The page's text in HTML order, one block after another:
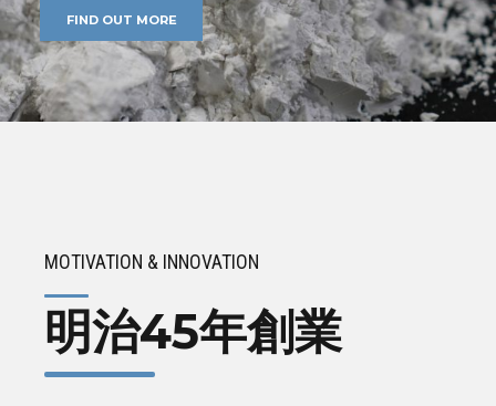
FIND OUT MORE
MOTIVATION & INNOVATION
明治45年創業